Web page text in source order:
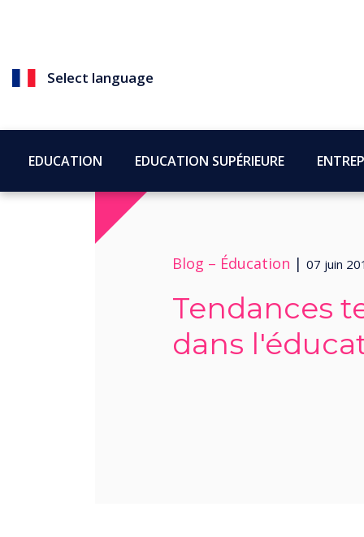
Select language
EDUCATION EDUCATION SUPÉRIEURE
Blog – Éducation | 07 juin
Tendances
dans